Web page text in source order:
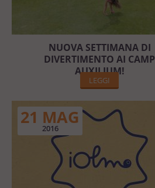
NUOVA SETTIMANA DI
DIVERTIMENTO AI CAMP
AUXILIUM!
LEGGI
21 MAG
2016